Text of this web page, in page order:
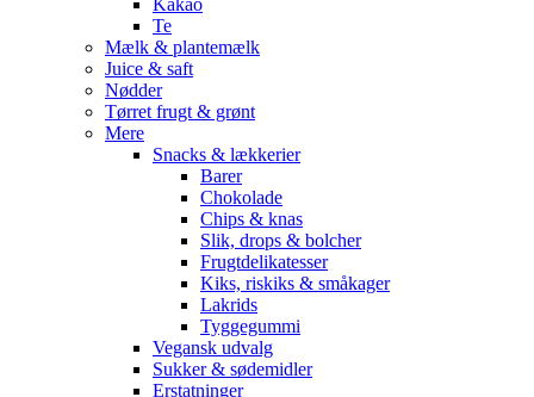
Kakao
Te
Mælk & plantemælk
Juice & saft
Nødder
Tørret frugt & grønt
Mere
Snacks & lækkerier
Barer
Chokolade
Chips & knas
Slik, drops & bolcher
Frugtdelikatesser
Kiks, riskiks & småkager
Lakrids
Tyggegummi
Vegansk udvalg
Sukker & sødemidler
Erstatninger